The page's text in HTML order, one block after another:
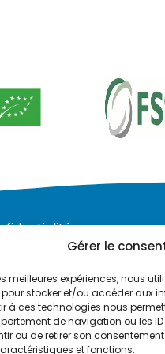
Gérer le
meilleures expériences, nous
stocker et/ou accéder aux
à ces technologies nous
de navigation ou les
ou de retirer son
et fonctions.
:
de confidentialité
de confidentialité
de signalement